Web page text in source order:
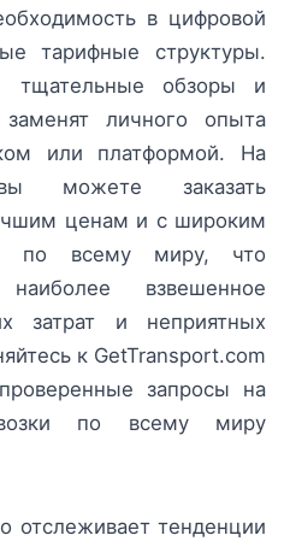
в цифровой
тарифные структуры.
тщательные обзоры и
личного опыта
или платформой. На
можете заказать
ценам и с широким
по всему миру, что
взвешенное
затрат и неприятных
к GetTransport.com
запросы на
по всему миру
отслеживает тенденции